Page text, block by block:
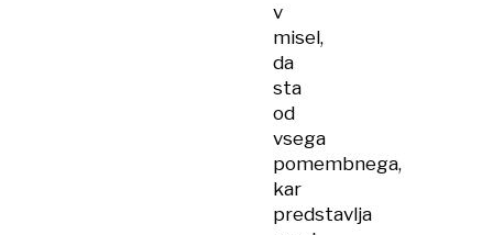
v
misel,
da
sta
od
vsega
pomembnega,
kar
predstavlja